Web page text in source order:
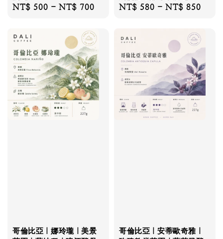
Regular
NT$ 500 -NT$ 700
Regular
NT$ 580 -NT$ 850
哥倫比亞｜娜玲瓏｜美景
哥倫比亞｜安蒂歐奇雅｜